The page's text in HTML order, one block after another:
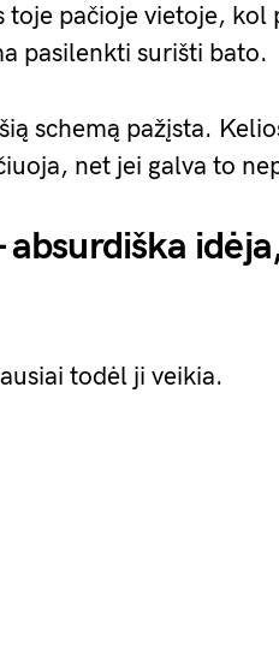
pačioje vietoje, kol
pasilenkti surišti bato.
schemą pažįsta.
net jei galva to
todėl ji veikia.